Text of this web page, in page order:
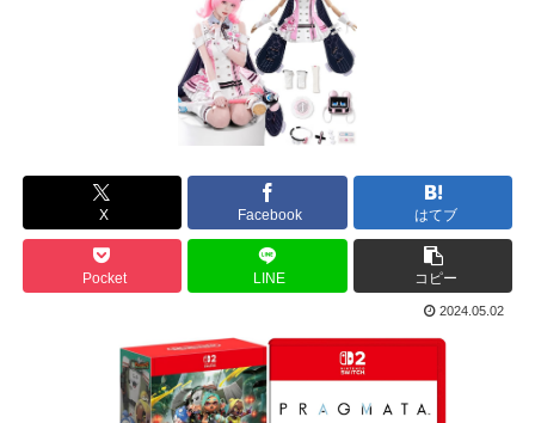
X Facebook はてブ
Pocket LINE コピー
2024.05.02